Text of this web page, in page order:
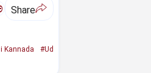
Share
Kannada #Ud